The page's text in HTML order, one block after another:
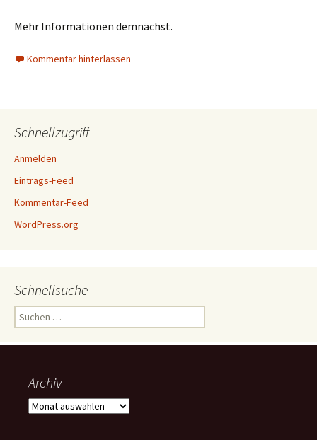
Mehr Informationen demnächst.
Kommentar hinterlassen
Schnellzugriff
Anmelden
Eintrags-Feed
Kommentar-Feed
WordPress.org
Schnellsuche
Suchen
nach:
Archiv
Archiv